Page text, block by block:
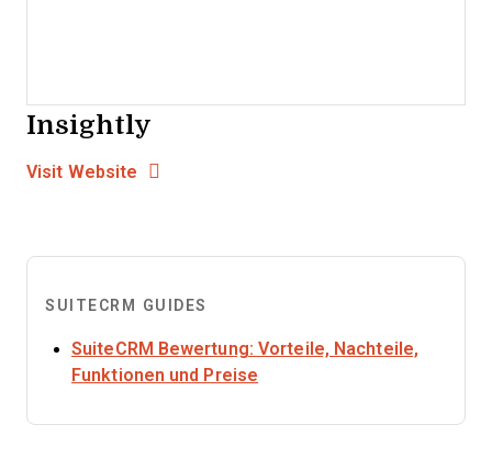
Insightly
Visit Website Opens New Window
SUITECRM GUIDES
SuiteCRM Bewertung: Vorteile, Nachteile,
Funktionen und Preise